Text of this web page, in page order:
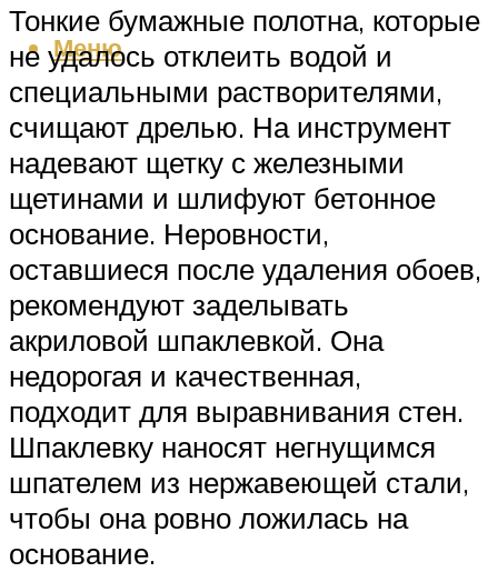
Меню
Тонкие бумажные полотна, которые
не удалось отклеить водой и
специальными растворителями,
счищают дрелью. На инструмент
надевают щетку с железными
щетинами и шлифуют бетонное
основание. Неровности,
оставшиеся после удаления обоев,
рекомендуют заделывать
акриловой шпаклевкой. Она
недорогая и качественная,
подходит для выравнивания стен.
Шпаклевку наносят негнущимся
шпателем из нержавеющей стали,
чтобы она ровно ложилась на
основание.